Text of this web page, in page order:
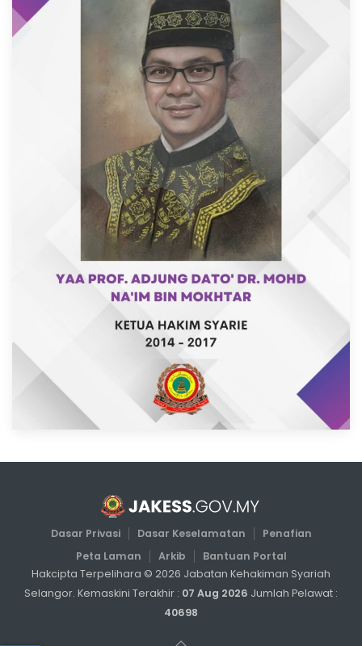
Dasar Privasi Dasar Keselamatan
Penafian
Peta Laman
Arkib
Bantuan Portal
Hakcipta Terpelihara © 2026 Jabatan Kehakiman Syariah
Selangor. Kemaskini Terakhir : 07 Aug 2026 Jumlah Pelawat :
40698